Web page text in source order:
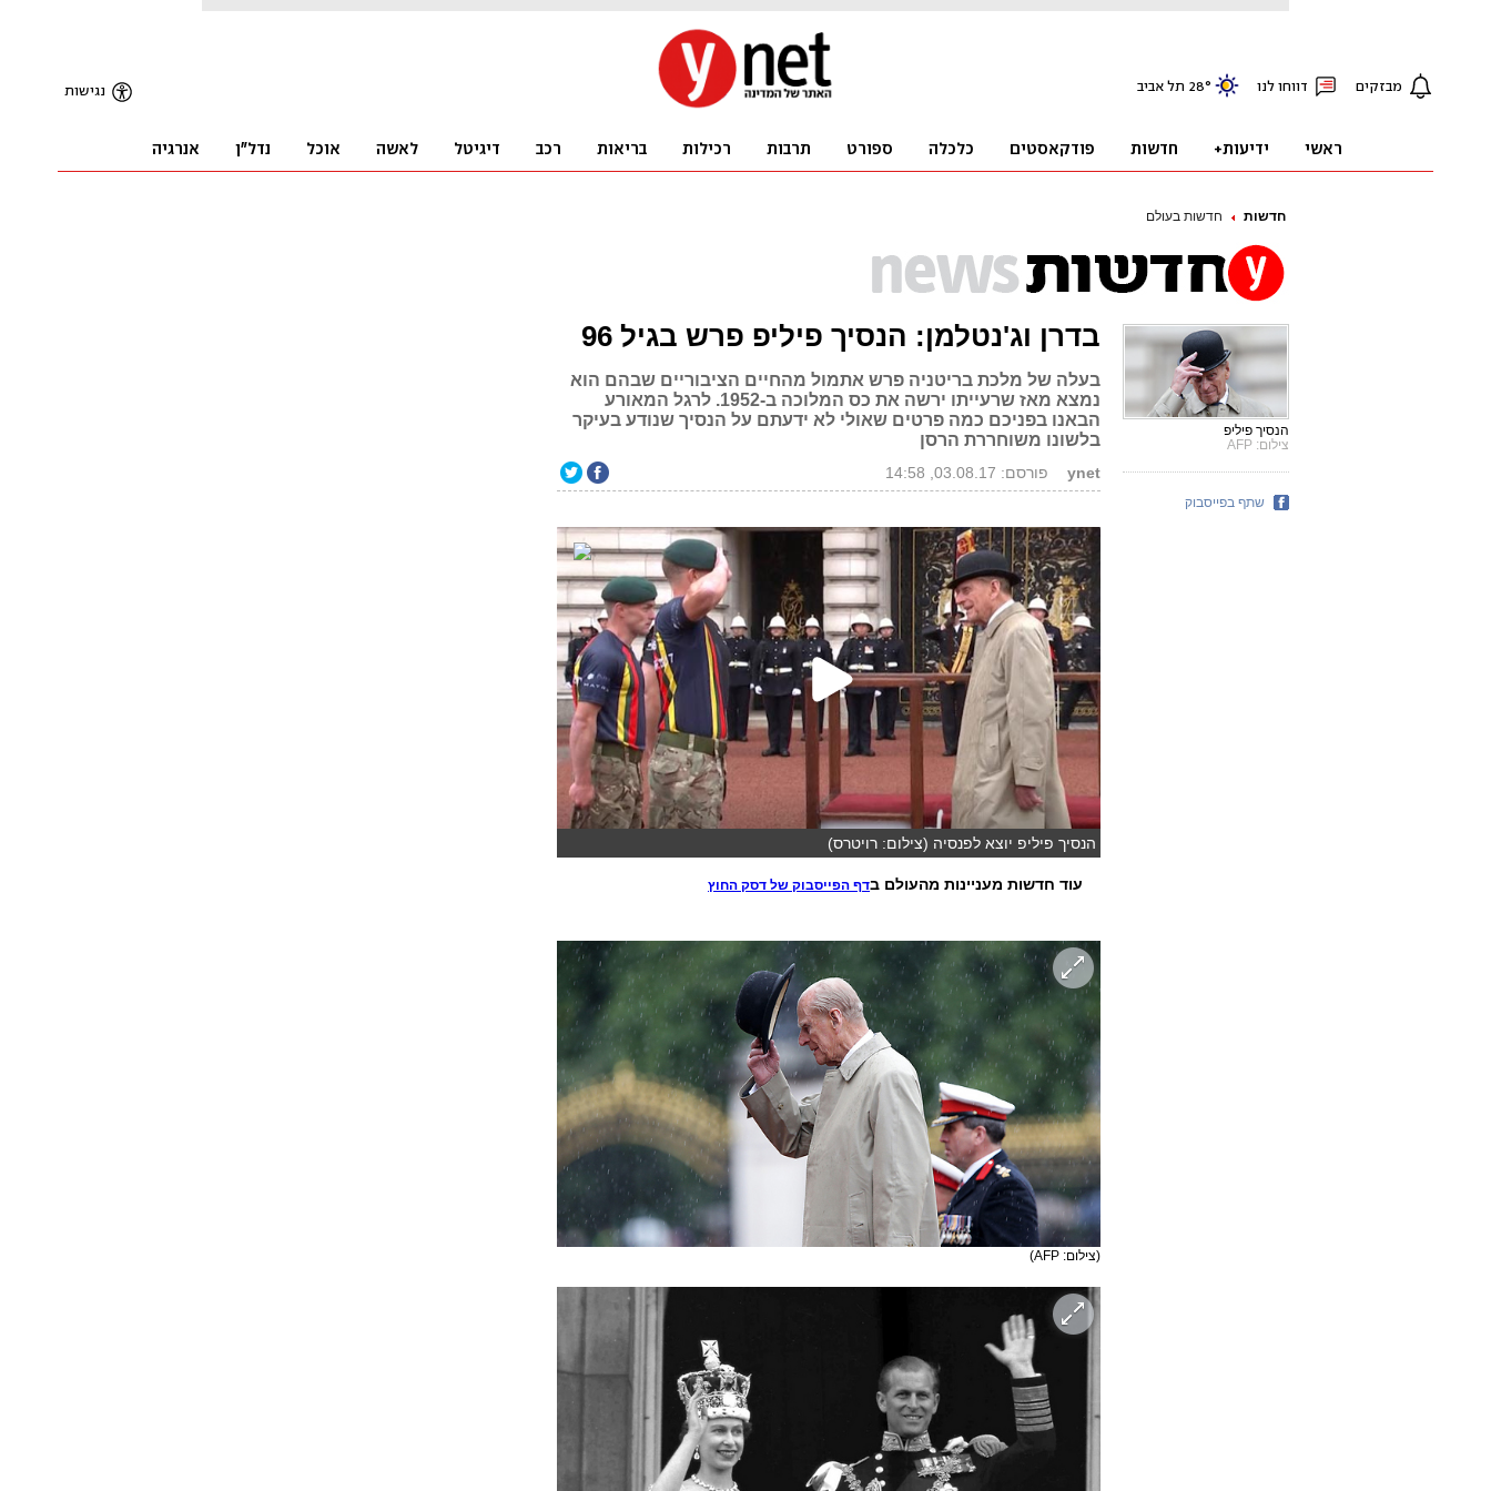
חדשות חדשות בעולם
בדרן וג'נטלמן: הנסיך פיליפ פרש בגיל 96
בעלה של מלכת בריטניה פרש אתמול מהחיים הציבוריים שבהם הוא
נמצא מאז שרעייתו ירשה את כס המלוכה ב-1952. לרגל המאורע
הבאנו בפניכם כמה פרטים שאולי לא ידעתם על הנסיך שנודע בעיקר
בלשונו משוחררת הרסן
ynet פורסם: 03.08.17, 14:58
הנסיך פיליפ יוצא לפנסיה (צילום: רויטרס)
עוד חדשות מעניינות מהעולם בדף הפייסבוק של דסק החוץ
(צילום: AFP)
הנסיך פיליפ
צילום: AFP
שתף בפייסבוק